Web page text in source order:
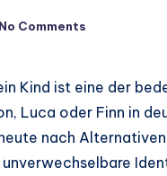
No Comments
Kind ist eine der
Luca oder Finn in
nach